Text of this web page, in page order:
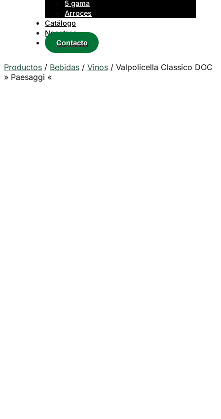
5 gama
Arroces
Catálogo
Nosotros
Contacto
Productos / Bebidas / Vinos / Valpolicella Classico DOC
» Paesaggi «